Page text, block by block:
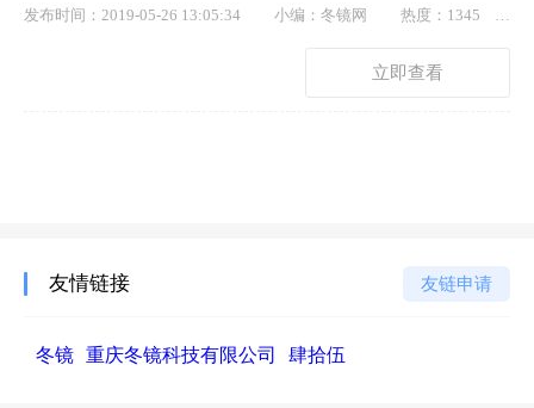
发布时间：2019-05-26 13:05:34 小编：冬镜网
热度：1345
立即查看
友情链接 友链申请
冬镜 重庆冬镜科技有限公司 肆拾伍